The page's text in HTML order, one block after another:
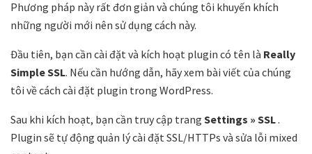
Phương pháp này rất đơn giản và chúng tôi khuyến khích
những người mới nên sử dụng cách này.
Đầu tiên, bạn cần cài đặt và kích hoạt plugin có tên là Really
Simple SSL. Nếu cần hướng dẫn, hãy xem bài viết của chúng
tôi về cách cài đặt plugin trong WordPress.
Sau khi kích hoạt, bạn cần truy cập trang Settings » SSL.
Plugin sẽ tự động quản lý cài đặt SSL/HTTPs và sửa lỗi mixed